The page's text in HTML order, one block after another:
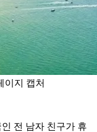
이지 캡처
전 남자 친구가 휴